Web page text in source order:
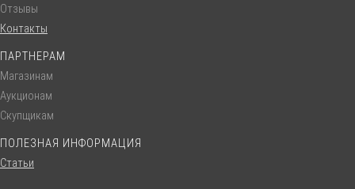
Отзывы
Контакты
ПАРТНЕРАМ
Магазинам
Аукционам
Скупщикам
ПОЛЕЗНАЯ ИНФОРМАЦИЯ
Статьи